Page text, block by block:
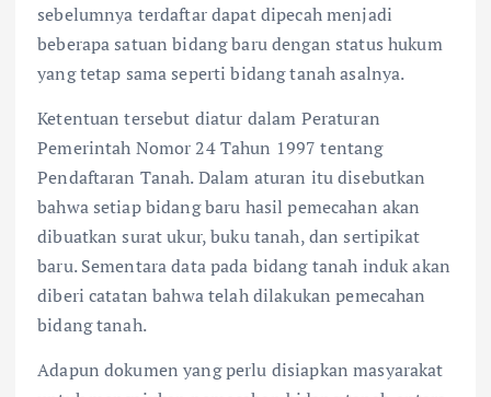
sebelumnya terdaftar dapat dipecah menjadi
beberapa satuan bidang baru dengan status hukum
yang tetap sama seperti bidang tanah asalnya.
Ketentuan tersebut diatur dalam Peraturan
Pemerintah Nomor 24 Tahun 1997 tentang
Pendaftaran Tanah. Dalam aturan itu disebutkan
bahwa setiap bidang baru hasil pemecahan akan
dibuatkan surat ukur, buku tanah, dan sertipikat
baru. Sementara data pada bidang tanah induk akan
diberi catatan bahwa telah dilakukan pemecahan
bidang tanah.
Adapun dokumen yang perlu disiapkan masyarakat